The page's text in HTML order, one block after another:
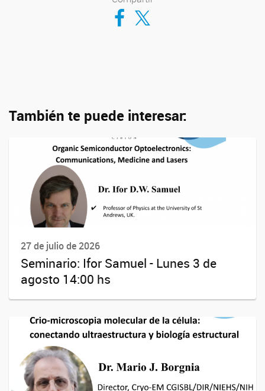
Compartir en Facebook
Compartir en Twitter
También te puede interesar:
27 de julio de 2026
Seminario: Ifor Samuel - Lunes 3 de
agosto 14:00 hs